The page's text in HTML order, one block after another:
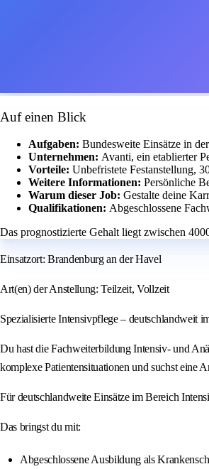
Auf einen Blick
Aufgaben: Bundesweite Einsätze in
Unternehmen: Avanti, ein etablierter
Vorteile: Unbefristete Festanstellung,
Weitere Informationen: Persönliche
Warum dieser Job: Gestalte deine
Qualifikationen: Abgeschlossene
Das prognostizierte Gehalt liegt zwischen
Einsatzort: Brandenburg an der Havel
Art(en) der Anstellung: Teilzeit, Vollzeit
Spezialisierte Intensivpflege – deutschlandweit
Du hast die Fachweiterbildung Intensiv- und
komplexe Patientensituationen und suchst eine
Für deutschlandweite Einsätze im Bereich
Das bringst du mit:
Abgeschlossene Ausbildung als